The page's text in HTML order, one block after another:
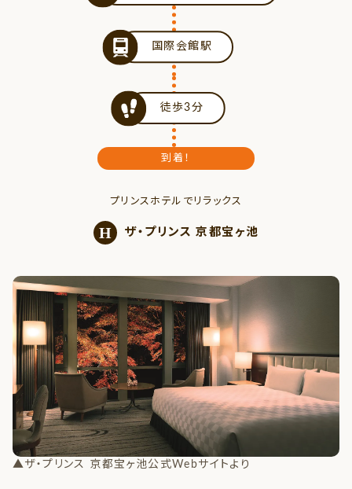
国際会館駅
徒歩3分
到着！
プリンスホテルでリラックス
H ザ・プリンス 京都宝ヶ池
▲ザ・プリンス 京都宝ヶ池公式Webサイトより